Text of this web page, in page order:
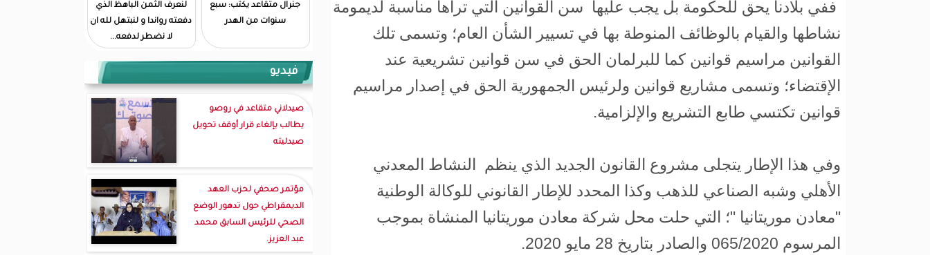
ففي بلادنا يحق للحكومة بل يجب عليها سن القوانين التي تراها مناسبة لديمومة
نشاطها والقيام بالوظائف المنوطة بها في تسيير الشأن العام؛ وتسمى تلك
القوانين مراسيم قوانين كما للبرلمان الحق في سن قوانين تشريعية عند
الإقتضاء؛ وتسمى مشاريع قوانين ولرئيس الجمهورية الحق في إصدار مراسيم
قوانين تكتسي طابع التشريع والإلزامية.
وفي هذا الإطار يتجلى مشروع القانون الجديد الذي ينظم النشاط المعدني
الأهلي وشبه الصناعي للذهب وكذا المحدد للإطار القانوني للوكالة الوطنية
"معادن موريتانيا "؛ التي حلت محل شركة معادن موريتانيا المنشاة بموجب
المرسوم 065/2020 والصادر بتاريخ 28 مايو 2020.
جنرال متقاعد يكتب: سبع
سنوات من الهدر
لنعرف الثمن الباهظ الذي
دفعته رواندا و لنبتهل لله ان
لا نضطر لدفعه...
فيديو
صيدلاني متقاعد في روصو
يطالب بإلغاء قرار أوقف تحويل
صيدليته
مؤتمر صحفي لحزب العهد
الديمقراطي حول تدهور الوضع
الصحي للرئيس السابق محمد
عبد العزيز.